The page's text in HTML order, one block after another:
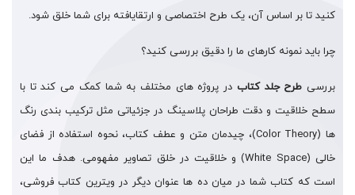
کنید تا بر اساس آن، یک طرح اختصاصی و ارتقایافته برای شما خلق شود.
چرا باید نمونه کارهای ما را دقیق بررسی کنید؟
بررسی طرح جلد کتاب در پروژه های مختلف به شما کمک می کند تا با
سطح خلاقیت و دقت طراحان پلاسینگ در جزئیاتی مثل ترکیب بندی رنگ
ها (Color Theory)، چیدمان متن و عطف کتاب، نحوه استفاده از فضای
خالی (White Space) و خلاقیت در خلق تصاویر مفهومی. هدف ما این
است که کتاب شما در میان ده ها عنوان دیگر در ویترین کتاب فروشی،